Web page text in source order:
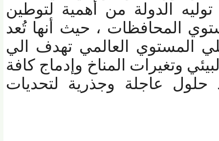
الدولة من أهمية لتوطين
المحافظات ، حيث أنها تُعد
العالمي تهدف الي
وتغيرات المناخ وإدماج كافة
عاجلة وجذرية لتحديات